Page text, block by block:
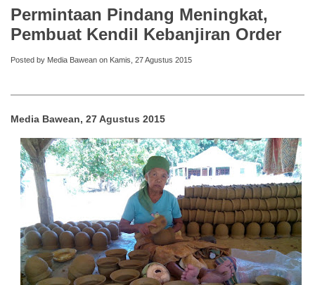
Permintaan Pindang Meningkat,
Pembuat Kendil Kebanjiran Order
Posted by Media Bawean on Kamis, 27 Agustus 2015
Media Bawean, 27 Agustus 2015